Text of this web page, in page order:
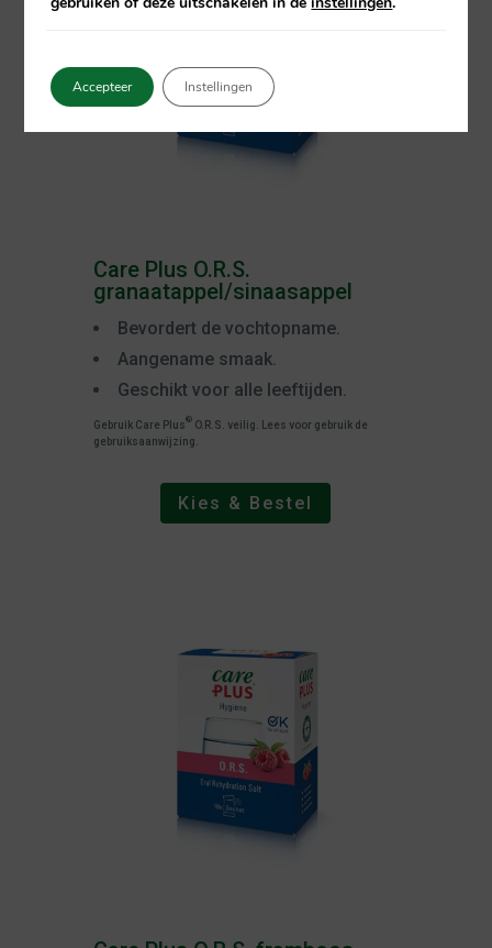
Care Plus O.R.S.
granaatappel/sinaasappel
Bevordert de vochtopname.
Aangename smaak.
Geschikt voor alle leeftijden.
Gebruik Care Plus® O.R.S. veilig. Lees voor gebruik de
gebruiksaanwijzing.
Kies & Bestel
Accepteer Instellingen